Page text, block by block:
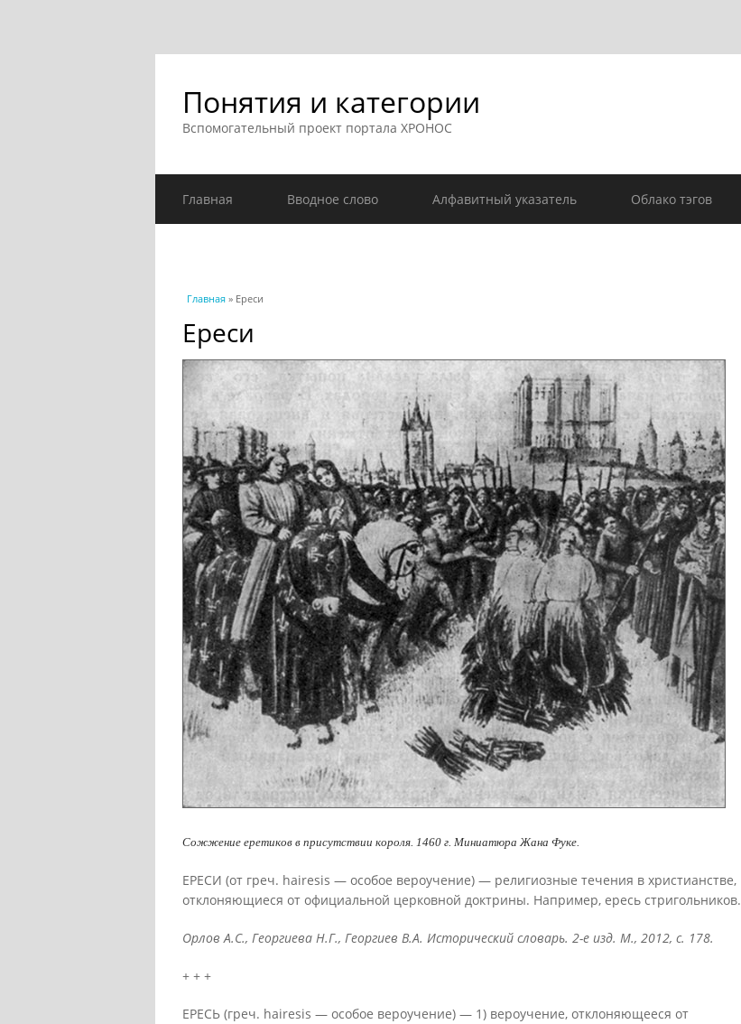
Понятия и категории
Вспомогательный проект портала ХРОНОС
Главная Вводное слово Алфавитный указатель Облако тэгов
Вы здесь
Главная » Ереси
Ереси
Сожжение еретиков в присутствии короля. 1460 г. Миниатюра Жана Фуке.
ЕРЕСИ (от греч. hairesis — особое вероучение) — религиозные течения в христианстве,
отклоняющиеся от официальной церковной доктрины. Например, ересь стригольников.
Орлов А.С., Георгиева Н.Г., Георгиев В.А. Исторический словарь. 2-е изд. М., 2012, с. 178.
+ + +
ЕРЕСЬ (греч. hairesis — особое вероучение) — 1) вероучение, отклоняющееся от